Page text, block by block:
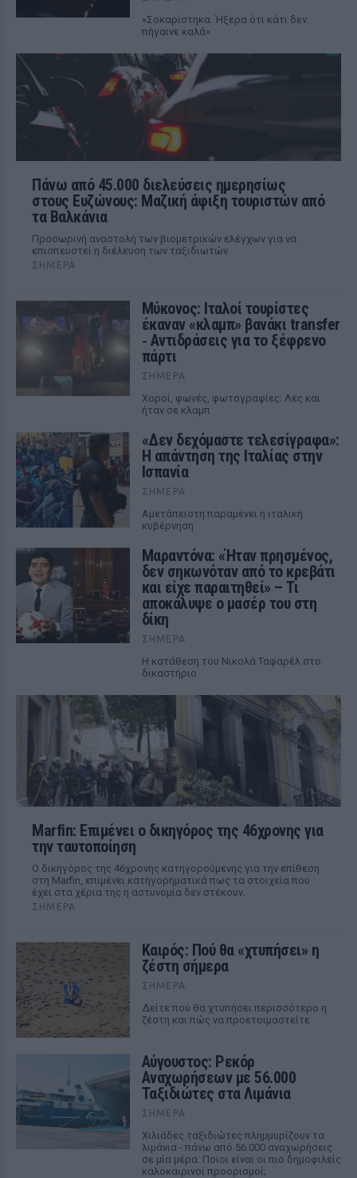
«Σοκαρίστηκα. Ήξερα ότι κάτι δεν
πήγαινε καλά»
Πάνω από 45.000 διελεύσεις ημερησίως
στους Ευζώνους: Μαζική άφιξη τουριστών από
τα Βαλκάνια
Προσωρινή αναστολή των βιομετρικών ελέγχων για να
επισπευστεί η διέλευση των ταξιδιωτών
ΣΉΜΕΡΑ
Μύκονος: Ιταλοί τουρίστες
έκαναν «κλαμπ» βανάκι transfer
‑ Αντιδράσεις για το ξέφρενο
πάρτι
ΣΉΜΕΡΑ
Χοροί, φωνές, φωτογραφίες: Λες και
ήταν σε κλαμπ
«Δεν δεχόμαστε τελεσίγραφα»:
Η απάντηση της Ιταλίας στην
Ισπανία
ΣΉΜΕΡΑ
Αμετάπειστη παραμένει η ιταλική
κυβέρνηση
Μαραντόνα: «Ήταν πρησμένος,
δεν σηκωνόταν από το κρεβάτι
και είχε παραιτηθεί» – Τι
αποκάλυψε ο μασέρ του στη
δίκη
ΣΉΜΕΡΑ
Η κατάθεση του Νικολά Ταφαρέλ στο
δικαστήριο
Marfin: Επιμένει ο δικηγόρος της 46χρονης για
την ταυτοποίηση
Ο δικηγόρος της 46χρονης κατηγορούμενης για την επίθεση
στη Marfin, επιμένει κατηγορηματικά πως τα στοιχεία που
έχει στα χέρια της η αστυνομία δεν στέκουν.
ΣΉΜΕΡΑ
Καιρός: Πού θα «χτυπήσει» η
ζέστη σήμερα
ΣΉΜΕΡΑ
Δείτε πού θα χτυπήσει περισσότερο η
ζέστη και πώς να προετοιμαστείτε
Αύγουστος: Ρεκόρ
Αναχωρήσεων με 56.000
Ταξιδιώτες στα Λιμάνια
ΣΉΜΕΡΑ
Χιλιάδες ταξιδιώτες πλημμυρίζουν τα
λιμάνια - πάνω από 56.000 αναχωρήσεις
σε μία μέρα. Ποιοι είναι οι πιο δημοφιλείς
καλοκαιρινοί προορισμοί;